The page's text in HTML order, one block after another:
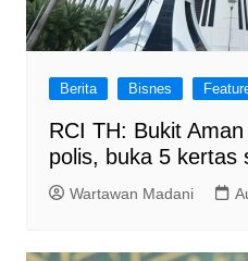
Berita Bisnes
RCI TH: Bukit
polis, buka 5 kertas
Wartawan Madani